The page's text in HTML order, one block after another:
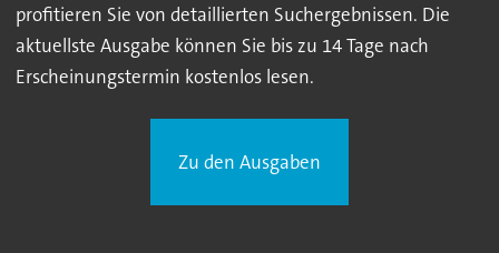
profitieren Sie von detaillierten Suchergebnissen. Die
aktuellste Ausgabe können Sie bis zu 14 Tage nach
Erscheinungstermin kostenlos lesen.
Zu den Ausgaben